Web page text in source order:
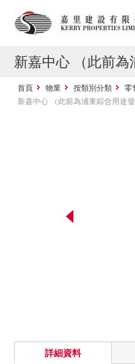
新嘉中心 （此前為
首頁 物業 按類別分類 零
新嘉中心 （此前為浦東綜合用途發
詳細資料